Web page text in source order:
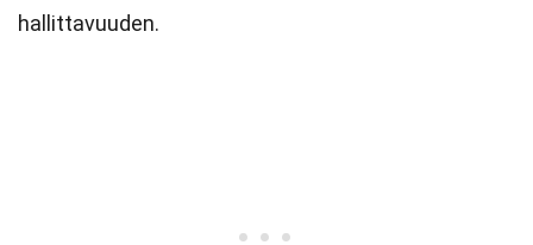
hallittavuuden.